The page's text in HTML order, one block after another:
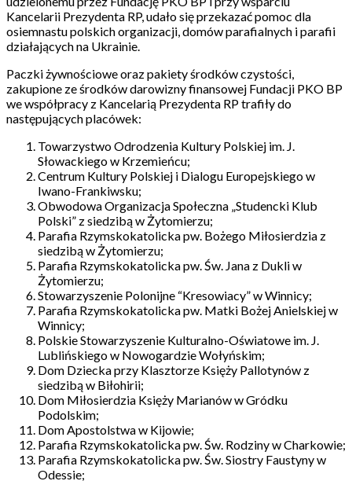
Kancelarii Prezydenta RP, udało się przekazać pomoc dla
osiemnastu polskich organizacji, domów parafialnych i parafii
działających na Ukrainie.
Paczki żywnościowe oraz pakiety środków czystości,
zakupione ze środków darowizny finansowej Fundacji PKO BP
we współpracy z Kancelarią Prezydenta RP trafiły do
następujących placówek:
Towarzystwo Odrodzenia Kultury Polskiej im. J.
Słowackiego w Krzemieńcu;
Centrum Kultury Polskiej i Dialogu Europejskiego w
Iwano-Frankiwsku;
Obwodowa Organizacja Społeczna „Studencki Klub
Polski” z siedzibą w Żytomierzu;
Parafia Rzymskokatolicka pw. Bożego Miłosierdzia z
siedzibą w Żytomierzu;
Parafia Rzymskokatolicka pw. Św. Jana z Dukli w
Żytomierzu;
Stowarzyszenie Polonijne “Kresowiacy” w Winnicy;
Parafia Rzymskokatolicka pw. Matki Bożej Anielskiej w
Winnicy;
Polskie Stowarzyszenie Kulturalno-Oświatowe im. J.
Lublińskiego w Nowogardzie Wołyńskim;
Dom Dziecka przy Klasztorze Księży Pallotynów z
siedzibą w Biłohirii;
Dom Miłosierdzia Księży Marianów w Gródku
Podolskim;
Dom Apostolstwa w Kijowie;
Parafia Rzymskokatolicka pw. Św. Rodziny w Charkowie;
Parafia Rzymskokatolicka pw. Św. Siostry Faustyny w
Odessie;